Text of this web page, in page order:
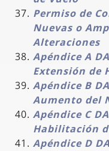
Permiso de
Nuevas o
Alteraciones
Apéndice A
Extensión de
Apéndice B
Aumento del
Apéndice C
Habilitación
Apéndice D